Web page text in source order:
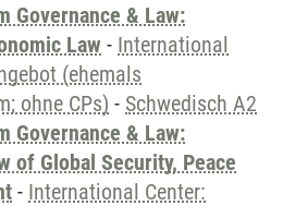
Governance & Law:
Law - International
(ehemals
ohne CPs) - Schwedisch A2
Governance & Law:
of Global Security, Peace
- International Center: